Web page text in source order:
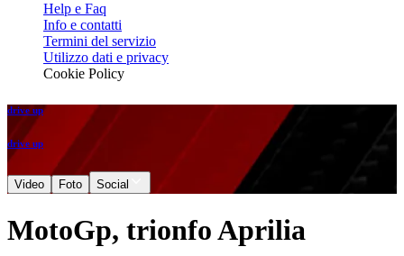
Help e Faq
Info e contatti
Termini del servizio
Utilizzo dati e privacy
Cookie Policy
drive up
drive up
Video Foto Social
MotoGp, trionfo Aprilia